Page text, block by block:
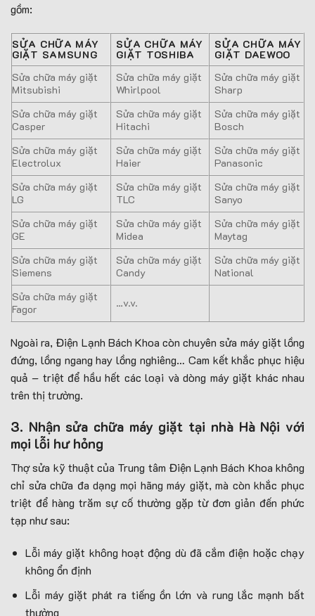
gồm:
SỬA CHỮA MÁY
GIẶT SAMSUNG
SỬA CHỮA MÁY
GIẶT TOSHIBA
SỬA CHỮA MÁY
GIẶT DAEWOO
Sửa chữa máy giặt
Mitsubishi
Sửa chữa máy giặt
Whirlpool
Sửa chữa máy giặt
Sharp
Sửa chữa máy giặt
Casper
Sửa chữa máy giặt
Hitachi
Sửa chữa máy giặt
Bosch
Sửa chữa máy giặt
Electrolux
Sửa chữa máy giặt
Haier
Sửa chữa máy giặt
Panasonic
Sửa chữa máy giặt
LG
Sửa chữa máy giặt
TLC
Sửa chữa máy giặt
Sanyo
Sửa chữa máy giặt
GE
Sửa chữa máy giặt
Midea
Sửa chữa máy giặt
Maytag
Sửa chữa máy giặt
Siemens
Sửa chữa máy giặt
Candy
Sửa chữa máy giặt
National
Sửa chữa máy giặt
Fagor
…v.v.
Ngoài ra, Điện Lạnh Bách Khoa còn chuyên sửa máy giặt lồng
đứng, lồng ngang hay lồng nghiêng… Cam kết khắc phục hiệu
quả – triệt để hầu hết các loại và dòng máy giặt khác nhau
trên thị trường.
3. Nhận sửa chữa máy giặt tại nhà Hà Nội với
mọi lỗi hư hỏng
Thợ sửa kỹ thuật của Trung tâm Điện Lạnh Bách Khoa không
chỉ sửa chữa đa dạng mọi hãng máy giặt, mà còn khắc phục
triệt để hàng trăm sự cố thường gặp từ đơn giản đến phức
tạp như sau:
Lỗi máy giặt không hoạt động dù đã cắm điện hoặc chạy
không ổn định
Lỗi máy giặt phát ra tiếng ồn lớn và rung lắc mạnh bất
thường